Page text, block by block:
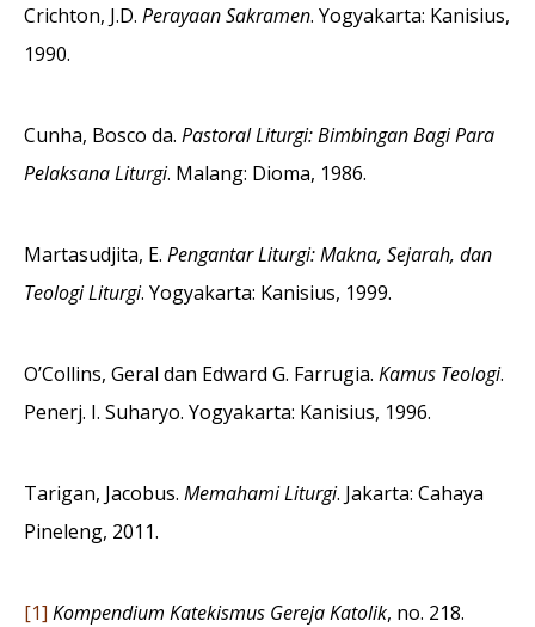
Crichton, J.D. Perayaan Sakramen. Yogyakarta: Kanisius,
1990.
Cunha, Bosco da. Pastoral Liturgi: Bimbingan Bagi Para
Pelaksana Liturgi. Malang: Dioma, 1986.
Martasudjita, E. Pengantar Liturgi: Makna, Sejarah, dan
Teologi Liturgi. Yogyakarta: Kanisius, 1999.
O’Collins, Geral dan Edward G. Farrugia. Kamus Teologi.
Penerj. I. Suharyo. Yogyakarta: Kanisius, 1996.
Tarigan, Jacobus. Memahami Liturgi. Jakarta: Cahaya
Pineleng, 2011.
[1] Kompendium Katekismus Gereja Katolik, no. 218.